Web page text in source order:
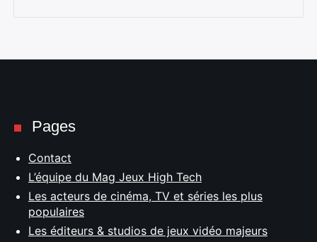
Pages
Contact
L’équipe du Mag Jeux High Tech
Les acteurs de cinéma, TV et séries les plus
populaires
Les éditeurs & studios de jeux vidéo majeurs